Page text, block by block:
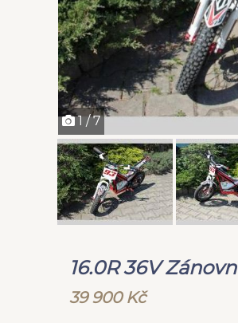
1 / 7
16.0R 36V
39 900 Kč